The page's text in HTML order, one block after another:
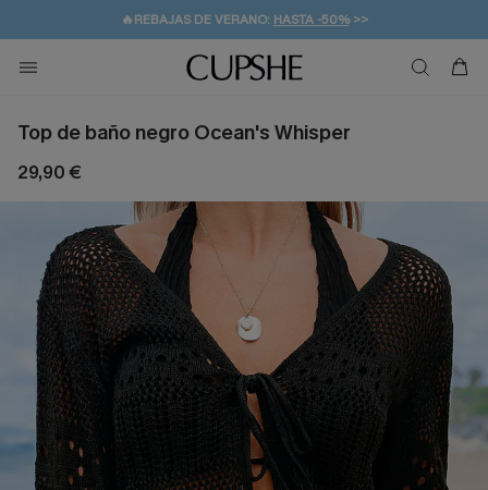
👒PROMOCIÓN DE VERANO:-10% EN 2 VESTIDOS
💌¡SUSCRIBIRSE & GANAR -10% EXTRA!
🚚ENVÍO GRATUITO A PARTIR DE 49 € >>
Top de baño negro Ocean's Whisper
29,90 €